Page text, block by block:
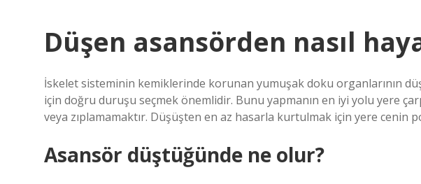
Düşen asansörden nasıl
İskelet sisteminin kemiklerinde korunan yumuşak doku organlarının
için doğru duruşu seçmek önemlidir. Bunu yapmanın en iyi yolu yere
veya zıplamamaktır. Düşüşten en az hasarla kurtulmak için yere cenin
Asansör düştüğünde ne olur?